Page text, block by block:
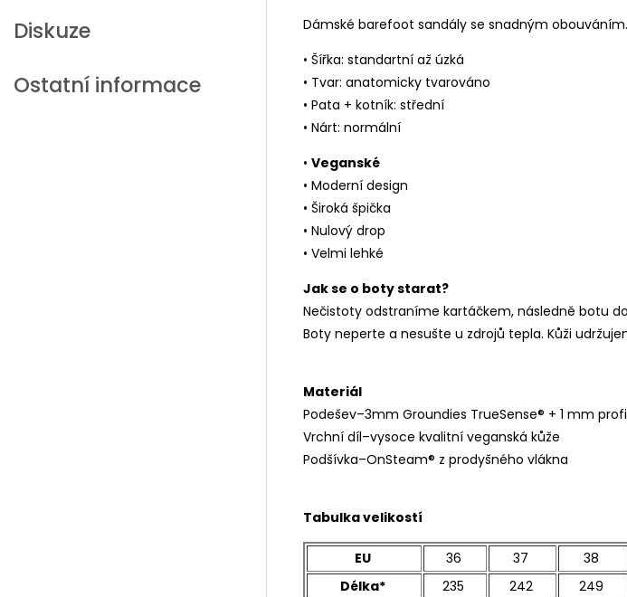
Diskuze
Ostatní informace
Dámské barefoot sandály se snadným obouváním.
• Šířka: standartní až úzká
• Tvar: anatomicky tvarováno
• Pata + kotník: střední
• Nárt: normální
• Veganské
• Moderní design
• Široká špička
• Nulový drop
• Velmi lehké
Jak se o boty starat?
Nečistoty odstraníme kartáčkem, následně botu
Boty neperte a nesušte u zdrojů tepla. Kůži
Materiál
Podešev–3mm Groundies TrueSense® + 1 mm
Vrchní díl–vysoce kvalitní veganská kůže
Podšívka–OnSteam® z prodyšného vlákna
Tabulka velikostí
EU 36 37 38
Délka*
235 242 249